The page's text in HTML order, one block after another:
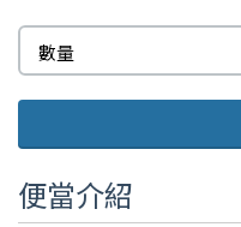
數量
便當介紹